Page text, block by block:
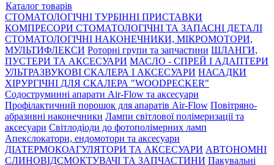
Каталог товарів
СТОМАТОЛОГІЧНІ ТУРБІННІ ПРИСТАВКИ
КОМПРЕСОРИ СТОМАТОЛОГІЧНІ ТА ЗАПАСНІ ДЕТАЛІ
СТОМАТОЛОГІЧНІ НАКОНЕЧНИКИ, МІКРОМОТОРИ,
МУЛЬТИФЛЕКСИ Роторні групи та запчастини ШЛАНГИ,
ПУСТЕРИ ТА АКСЕСУАРИ МАСЛО - СПРЕЙ І АДАПТЕРИ
УЛЬТРАЗВУКОВІ СКАЛЕРА І АКСЕСУАРИ НАСАДКИ
ХІРУРГІЧНІ ДЛЯ СКАЛЕРА "WOODPECKER"
Содоструминні апарати Air-Flow та аксесуари
Профілактичний порошок для апаратів Air-Flow Повітряно-
абразивні наконечники Лампи світлової полімеризації та
аксесуари Світлодіоди до фотополімерних ламп
Апекслокатори, ендомотори та аксесуари
ДІАТЕРМОКОАГУЛЯТОРИ ТА АКСЕСУАРИ АВТОНОМНІ
СЛИНОВІДСМОКТУВАЧІ ТА ЗАПЧАСТИНИ Пакувальні